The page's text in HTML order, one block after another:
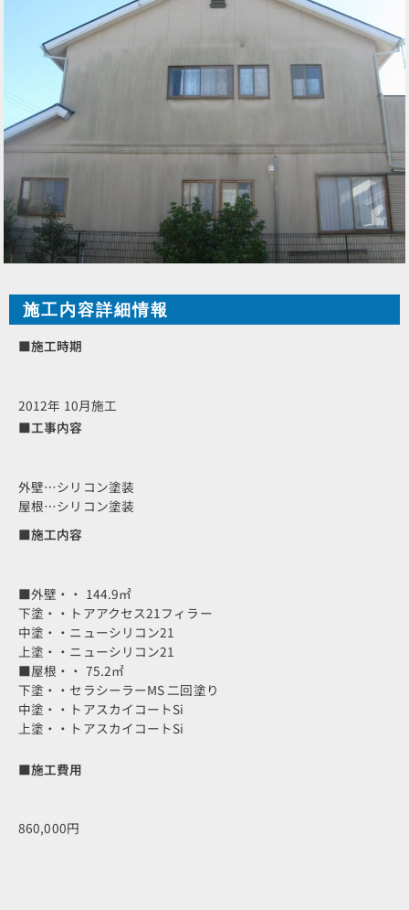
施工内容詳細情報
■施工時期
2012年 10月施工
■工事内容
外壁…シリコン塗装
屋根…シリコン塗装
■施工内容
■外壁・・ 144.9㎡
下塗・・トアアクセス21フィラー
中塗・・ニューシリコン21
上塗・・ニューシリコン21
■屋根・・ 75.2㎡
下塗・・セラシーラーMS 二回塗り
中塗・・トアスカイコートSi
上塗・・トアスカイコートSi
■施工費用
860,000円